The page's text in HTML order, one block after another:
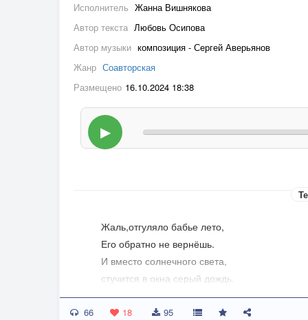
Исполнитель Жанна Вишнякова
Автор текста Любовь Осипова
Автор музыки композиция - Сергей Аверьянов
Жанр Соавторская
Размещено 16.10.2024 18:38
▶
Жаль,отгуляло бабье лето,
Его обратно не вернёшь.
И вместо солнечного света,
стучится в окна серый дождь.
А краски осени бледнеют,
уже не радуют так нас.
66 18 95